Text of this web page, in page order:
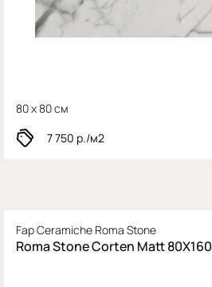
80 x 80 см
7 750 р./м2
Fap Ceramiche Roma Stone
Roma Stone Corten Matt 80X160